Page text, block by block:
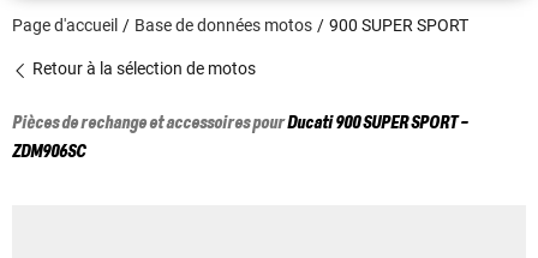
Page d'accueil Base de données motos 900 SUPER SPORT
Retour à la sélection de motos
Pièces de rechange et accessoires pourDucati900 SUPER SPORT -
ZDM906SC